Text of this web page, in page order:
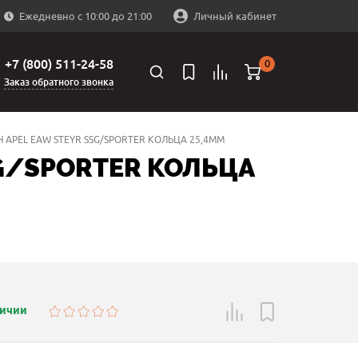
Ежедневно с 10:00 до 21:00 Личный кабинет
+7 (800) 511-24-58
Заказ обратного звонка
0
EAW STEYR SSG/SPORTER КОЛЬЦА 25,4ММ
SPORTER КОЛЬЦА